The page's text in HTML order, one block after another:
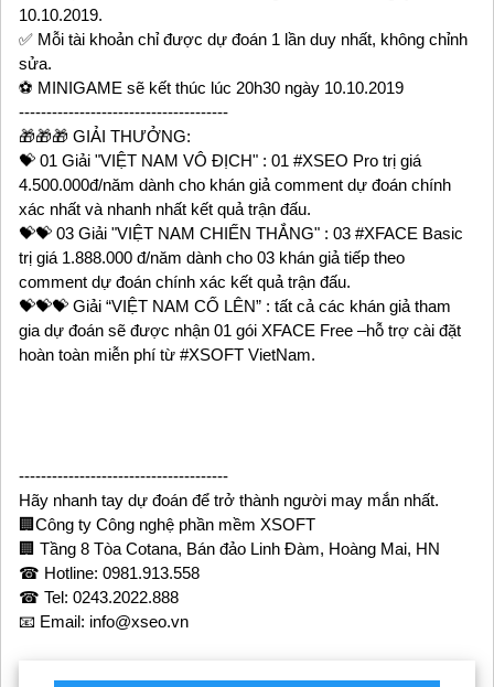
10.10.2019.
✅ Mỗi tài khoản chỉ được dự đoán 1 lần duy nhất, không chỉnh
sửa.
⚽️ MINIGAME sẽ kết thúc lúc 20h30 ngày 10.10.2019
--------------------------------------
🎁🎁🎁 GIẢI THƯỞNG:
💝 01 Giải "VIỆT NAM VÔ ĐỊCH" : 01 #XSEO Pro trị giá
4.500.000đ/năm dành cho khán giả comment dự đoán chính
xác nhất và nhanh nhất kết quả trận đấu.
💝💝 03 Giải "VIỆT NAM CHIẾN THẮNG" : 03 #XFACE Basic
trị giá 1.888.000 đ/năm dành cho 03 khán giả tiếp theo
comment dự đoán chính xác kết quả trận đấu.
💝💝💝 Giải “VIỆT NAM CỐ LÊN” : tất cả các khán giả tham
gia dự đoán sẽ được nhận 01 gói XFACE Free –hỗ trợ cài đặt
hoàn toàn miễn phí từ #XSOFT VietNam.
--------------------------------------
Hãy nhanh tay dự đoán để trở thành người may mắn nhất.
🏢Công ty Công nghệ phần mềm XSOFT
🏢 Tầng 8 Tòa Cotana, Bán đảo Linh Đàm, Hoàng Mai, HN
☎ Hotline: 0981.913.558
☎ Tel: 0243.2022.888
📧 Email: info@xseo.vn